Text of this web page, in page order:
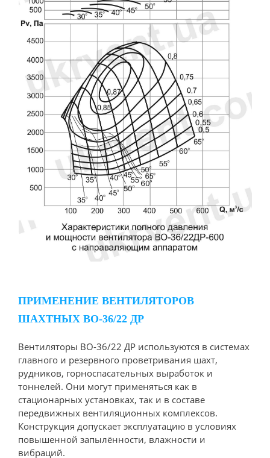
ПРИМЕНЕНИЕ ВЕНТИЛЯТОРОВ
ШАХТНЫХ ВО-36/22 ДР
Вентиляторы ВО-36/22 ДР используются в системах
главного и резервного проветривания шахт,
рудников, горноспасательных выработок и
тоннелей. Они могут применяться как в
стационарных установках, так и в составе
передвижных вентиляционных комплексов.
Конструкция допускает эксплуатацию в условиях
повышенной запылённости, влажности и
вибраций.